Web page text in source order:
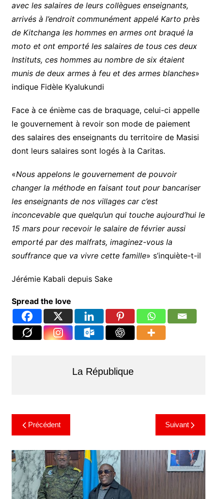
avec les salaires de leurs collègues enseignants,
arrivés à l’endroit communément appelé Karto près
de Kitchanga les hommes en armes ont braqué la
moto et ont emporté les salaires de tous ces deux
Instituts, ces hommes au nombre de six étaient
munis de deux armes à feu et des armes blanches»
indique Fidèle Kyalukundi
Face à ce énième cas de braquage, celui-ci appelle
le gouvernement à revoir son mode de paiement
des salaires des enseignants du territoire de Masisi
dont leurs salaires sont logés à la Caritas.
«Nous appelons le gouvernement de pouvoir
changer la méthode en faisant tout pour bancariser
les enseignants de nos villages car c’est
inconcevable que quelqu’un qui touche aujourd’hui le
15 mars pour recevoir le salaire de février aussi
emporté par des malfrats, imaginez-vous la
souffrance que va vivre cette famille» s’inquiète-t-il
Jérémie Kabali depuis Sake
Spread the love
La République
Précédent Suivant